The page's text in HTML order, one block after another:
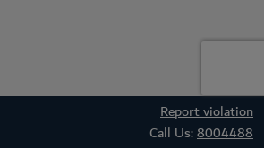
Report violation
Call Us:8004488